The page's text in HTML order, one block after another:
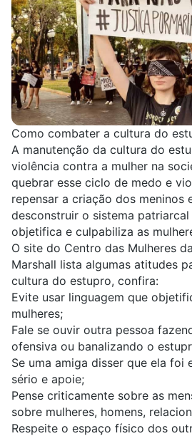
Como combater a cultura do
A manutenção da cultura do
violência contra a mulher na
quebrar esse ciclo de medo e
repensar a criação dos meninos
desconstruir o sistema patriarcal
objetifica e culpabiliza as
O site do Centro das Mulheres
Marshall lista algumas atitudes
cultura do estupro, confira:
Evite usar linguagem que
mulheres;
Fale se ouvir outra pessoa
ofensiva ou banalizando o
Se uma amiga disser que ela foi
sério e apoie;
Pense criticamente sobre as
sobre mulheres, homens,
Respeite o espaço físico dos